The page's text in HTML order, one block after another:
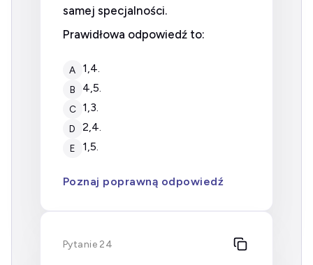
samej specjalności.
Prawidłowa odpowiedź to:
A 1,4.
B 4,5.
C 1,3.
D 2,4.
E 1,5.
Poznaj poprawną odpowiedź
Pytanie 24